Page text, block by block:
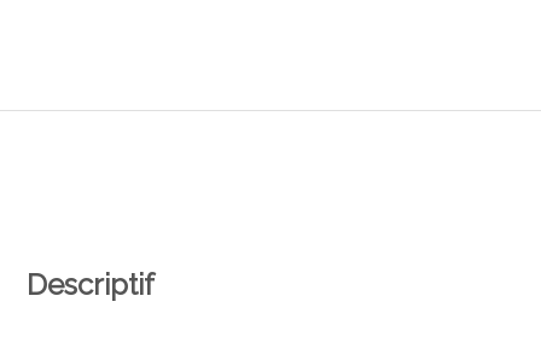
Descriptif